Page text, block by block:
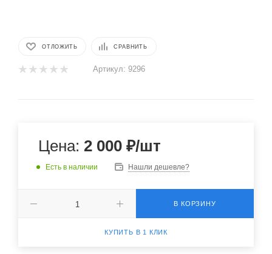
ОТЛОЖИТЬ СРАВНИТЬ
Артикул: 9296
Цена: 2 000 ₽/шт
Есть в наличии Нашли дешевле?
В КОРЗИНУ
КУПИТЬ В 1 КЛИК